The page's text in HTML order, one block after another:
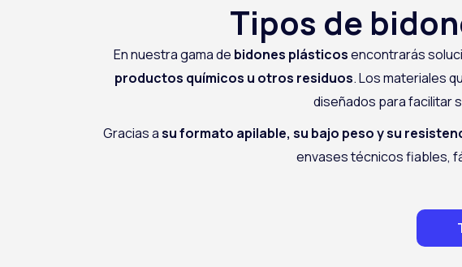
Tipos de
En nuestra gama de bidones plásticosencontrarás
productos químicos u otros residuos. Los materiales
diseñados para facilitar
Gracias asu formato apilable, su bajo peso y su
envases técnicos fiables,